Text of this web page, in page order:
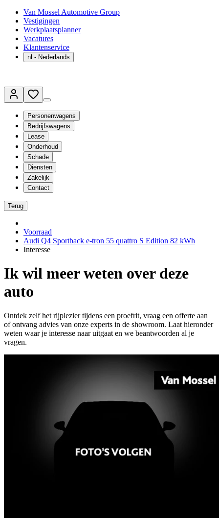
Van Mossel Automotive Group
Vestigingen
Werkplaatsplanner
Vacatures
Klantenservice
nl - Nederlands
Personenwagens
Bedrijfswagens
Lease
Onderhoud
Schade
Diensten
Zakelijk
Contact
Terug
Voorraad
Audi Q4 Sportback e-tron 55 quattro S Edition 82 kWh
Interesse
Ik wil meer weten over deze
auto
Ontdek zelf het rijplezier tijdens een proefrit, vraag een offerte aan
of ontvang advies van onze experts in de showroom. Laat hieronder
weten waar je interesse naar uitgaat en we beantwoorden al je
vragen.